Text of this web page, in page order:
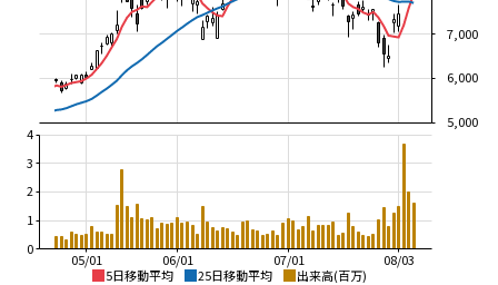
5日移動平均 25日移動平均 出来高(百万)
08/03
07/01
06/01
05/01
5,000
6,000
7,000
0
1
2
3
4